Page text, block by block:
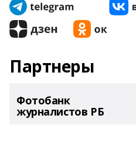
Партнеры
Фотобанк
журналистов РБ